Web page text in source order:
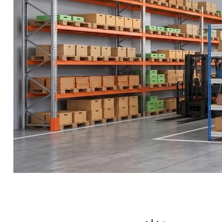
СЕЙФЫ
ПРОМЫШЛЕННАЯ МЕБЕЛЬ
ВЕРСТАКИ
ПЛАТФОРМЕННЫЕ ТЕЛЕЖКИ
МЕДИЦИНСКАЯ МЕБЕЛЬ
ОФИСНАЯ МЕБЕЛЬ
Ремонтная и
Производство
Пищевое
Фармацевтическое